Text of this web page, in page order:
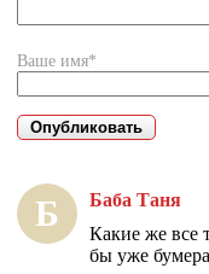
Ваше имя*
Б Баба Таня
Какие же все
бы уже